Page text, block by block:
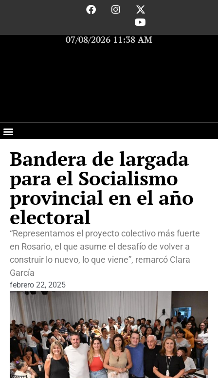
07/08/2026 11:38 AM
Bandera de largada
para el Socialismo
provincial en el año
electoral
“Representamos el proyecto colectivo más fuerte
en Rosario, el que asume el desafío de volver a
construir lo nuevo, lo que viene”, remarcó Clara
García
febrero 22, 2025